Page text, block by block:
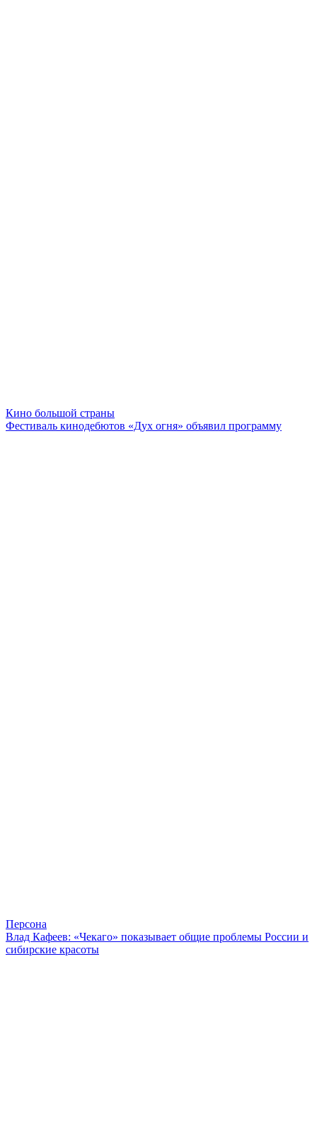
Кино большой страны
Фестиваль кинодебютов «Дух огня» объявил программу
Персона
Влад Кафеев: «Чекаго» показывает общие проблемы России и
сибирские красоты